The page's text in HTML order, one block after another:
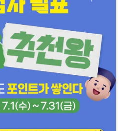
델리샵 추천
익스트림 USA 캔디 (Xtreme USA
Candy)
#할인 상품 #성기능#건강기능식품